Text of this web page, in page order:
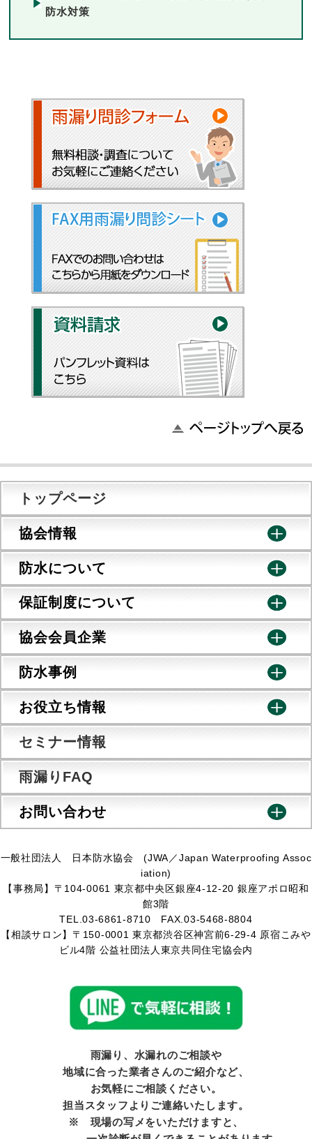
防水対策
トップページ
協会情報
防水について
保証制度について
協会会員企業
防水事例
お役立ち情報
セミナー情報
雨漏りFAQ
お問い合わせ
一般社団法人 日本防水協会 (JWA／Japan Waterproofing Assoc
iation)
【事務局】〒104-0061 東京都中央区銀座4-12-20 銀座アポロ昭和
館3階
TEL.03-6861-8710 FAX.03-5468-8804
【相談サロン】〒150-0001 東京都渋谷区神宮前6-29-4 原宿こみや
ビル4階 公益社団法人東京共同住宅協会内
雨漏り、水漏れのご相談や
地域に合った業者さんのご紹介など、
お気軽にご相談ください。
担当スタッフよりご連絡いたします。
※ 現場の写メをいただけますと、